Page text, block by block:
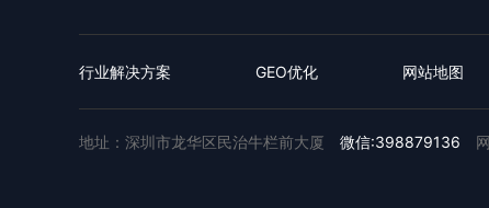
行业解决方案 GEO优化 网站地图
地址：深圳市龙华区民治牛栏前大厦 微信:398879136